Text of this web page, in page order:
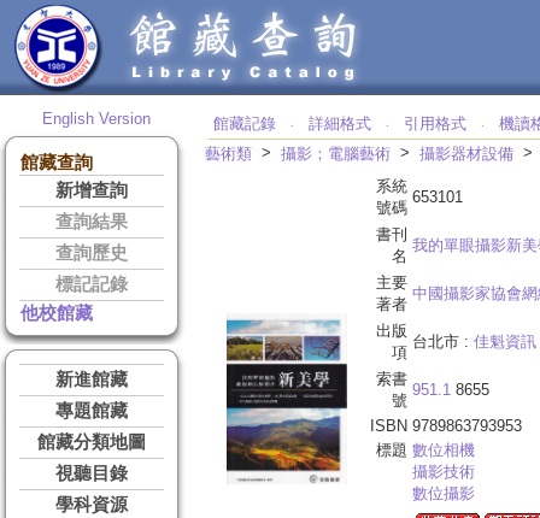
English Version
館藏查詢
新增查詢
查詢結果
查詢歷史
標記記錄
他校館藏
新進館藏
專題館藏
館藏分類地圖
視聽目錄
學科資源
館藏記錄 ‧ 詳細格式 ‧ 引用格式 ‧
機讀
藝術類 > 攝影；電腦藝術 > 攝影器材設備
系統
號碼
653101
書刊
名
我的單眼攝影新
主要
著者
中國攝影家協會
出版
項
台北市 : 佳魁資訊
索書
號
951.1 8655
ISBN 9789863793953
標題 數位相機
攝影技術
數位攝影